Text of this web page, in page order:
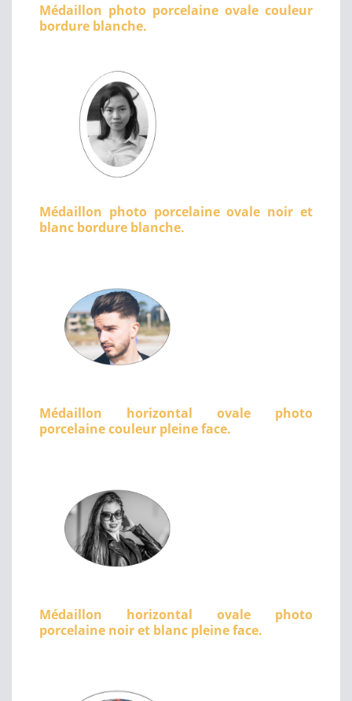
Médaillon photo porcelaine ovale couleur
bordure blanche.
Médaillon photo porcelaine ovale noir et
blanc bordure blanche.
Médaillon horizontal ovale photo
porcelaine couleur pleine face.
Médaillon horizontal ovale photo
porcelaine noir et blanc pleine face.